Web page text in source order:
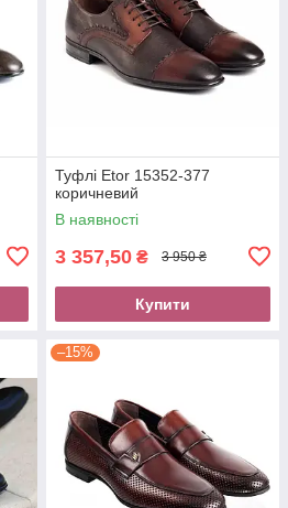
Туфлі Etor 15352-377
коричневий
В наявності
3 357,50 ₴ 3 950 ₴
Купити
–15%